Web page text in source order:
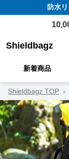
防水
Shieldbagz
新着商品
Shieldbagz TOP ›